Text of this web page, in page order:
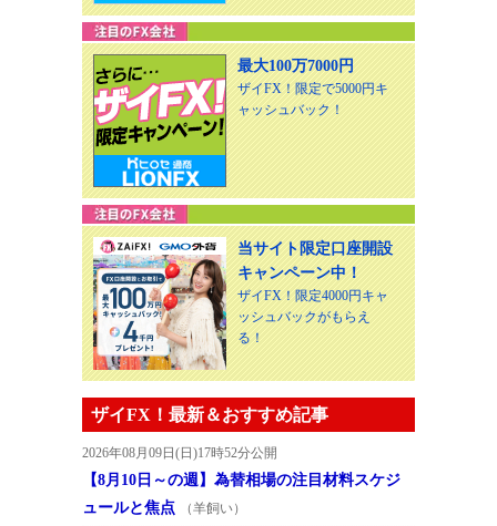
最大100万7000円
ザイFX！限定で5000円キ
ャッシュバック！
当サイト限定口座開設
キャンペーン中！
ザイFX！限定4000円キャ
ッシュバックがもらえ
る！
ザイFX！最新＆おすすめ記事
2026年08月09日(日)17時52分公開
【8月10日～の週】為替相場の注目材料スケジ
ュールと焦点
（羊飼い）